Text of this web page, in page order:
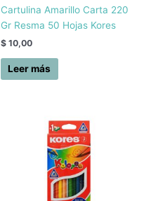
Cartulina Amarillo Carta 220
Gr Resma 50 Hojas Kores
$ 10,00
Leer más